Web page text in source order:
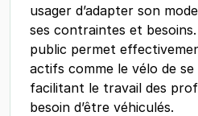
usager d’adapter son
ses contraintes et besoins.
public permet
actifs comme le vélo de
facilitant le travail des
besoin d’être véhiculés.